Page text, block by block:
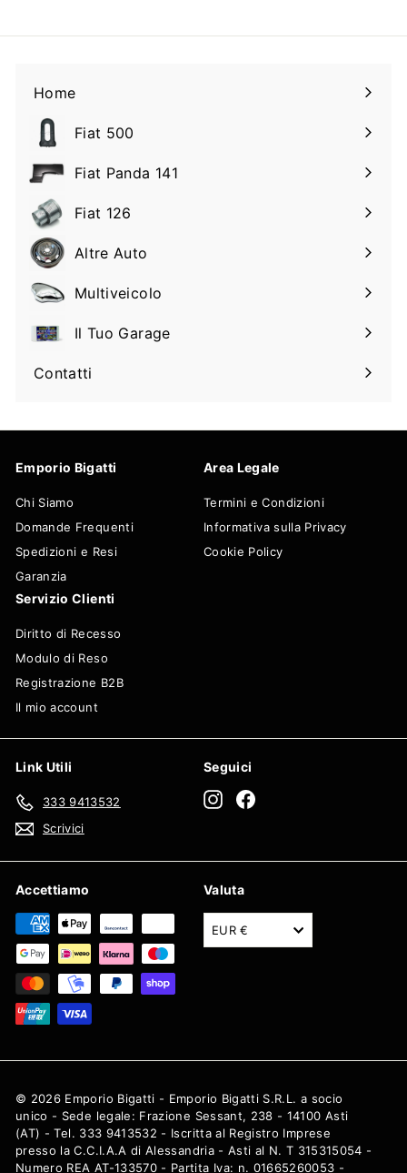
Home
Fiat 500
Espandi
il
sottomenu
Fiat Panda 141
Espandi
il
sottomenu
Fiat 126
Espandi
il
sottomenu
Altre Auto
Espandi
il
sottomenu
Multiveicolo
Espandi
il
sottomenu
Il Tuo Garage
Espandi
il
Contatti
Emporio Bigatti
Chi Siamo
Domande Frequenti
Spedizioni e Resi
Garanzia
Area Legale
Termini e Condizioni
Informativa sulla Privacy
Cookie Policy
Servizio Clienti
Diritto di Recesso
Modulo di Reso
Registrazione B2B
Il mio account
Link Utili
333 9413532
Scrivici
Seguici
Instagram
Accettiamo Valuta
EUR €
© 2026 Emporio Bigatti - Emporio Bigatti S.R.L. a socio
unico - Sede legale: Frazione Sessant, 238 - 14100 Asti
(AT) - Tel. 333 9413532 - Iscritta al Registro Imprese
presso la C.C.I.A.A di Alessandria - Asti al N. T 315315054 -
Numero REA AT-133570 - Partita Iva: n. 01665260053 -